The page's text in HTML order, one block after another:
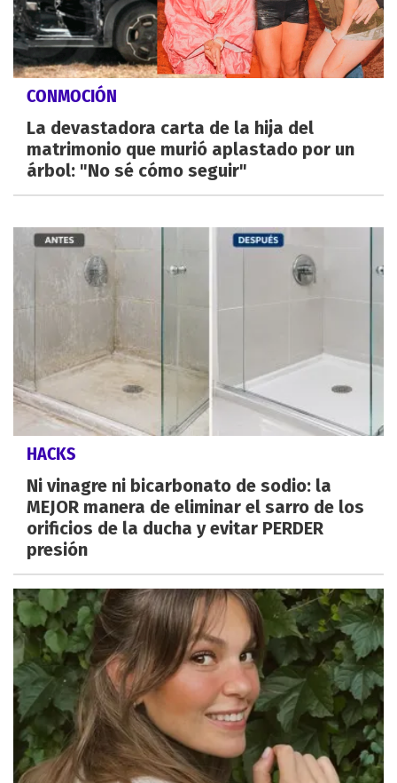
CONMOCIÓN
La devastadora carta de la hija del
matrimonio que murió aplastado por un
árbol: "No sé cómo seguir"
HACKS
Ni vinagre ni bicarbonato de sodio: la
MEJOR manera de eliminar el sarro de los
orificios de la ducha y evitar PERDER
presión